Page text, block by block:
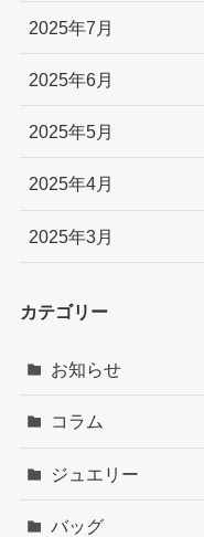
2025年7月
2025年6月
2025年5月
2025年4月
2025年3月
カテゴリー
お知らせ
コラム
ジュエリー
バッグ